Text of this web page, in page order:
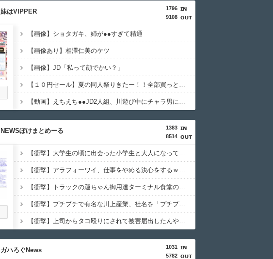
1796
9108
妹はVIPPER
【画像】ショタガキ、姉が●●すぎて精通
【画像あり】相澤仁美のケツ
【画像】JD「私って顔でかい？」
【１０円セール】夏の同人祭りきたー！！全部買っとけwwww
【動画】えちえち●●JD2人組、川遊び中にチャラ男にナンパされるｗ
1383
8514
NEWSぽけまとめーる
【衝撃】大学生の頃に出会った小学生と大人になってから再会し結婚した男、めちゃくちゃ叩かれてしまうｗｗｗｗｗ(※画像あり)
【衝撃】アラフォーワイ、仕事をやめる決心をするｗｗｗｗｗ
【衝撃】トラックの運ちゃん御用達ターミナル食堂のオムライスが強すぎるｗｗｗｗｗ(※画像あり)
【衝撃】プチプチで有名な川上産業、社名を「プチプチ株式会社」に変更されるｗｗｗｗｗ
【衝撃】上司からタコ殴りにされて被害届出したんやけど示談金どれくらいいけそう？ｗｗｗｗｗ
1031
5782
ガハろぐNews